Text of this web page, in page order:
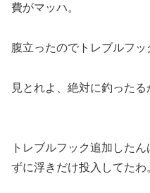
費がマッハ。
腹立ったのでトレブルフッ
見とれよ、絶対に釣ったる
トレブルフック追加した
ずに浮きだけ投入してたわ